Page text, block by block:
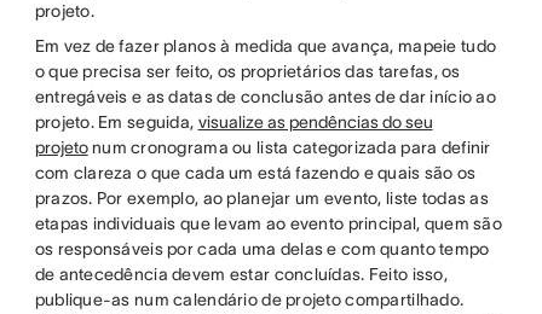
projeto.
Em vez de fazer planos à medida que avança, mapeie tudo
o que precisa ser feito, os proprietários das tarefas, os
entregáveis e as datas de conclusão antes de dar início ao
projeto. Em seguida, visualize as pendências do seu
projetonum cronograma ou lista categorizada para definir
com clareza o que cada um está fazendo e quais são os
prazos. Por exemplo, ao planejar um evento, liste todas as
etapas individuais que levam ao evento principal, quem são
os responsáveis por cada uma delas e com quanto tempo
de antecedência devem estar concluídas. Feito isso,
publique-as num calendário de projeto compartilhado.